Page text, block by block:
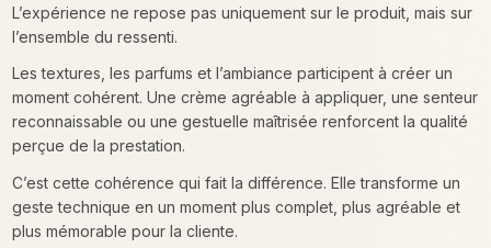
L’expérience ne repose pas uniquement sur le produit, mais sur
l’ensemble du ressenti.
Les textures, les parfums et l’ambiance participent à créer un
moment cohérent. Une crème agréable à appliquer, une senteur
reconnaissable ou une gestuelle maîtrisée renforcent la qualité
perçue de la prestation.
C’est cette cohérence qui fait la différence. Elle transforme un
geste technique en un moment plus complet, plus agréable et
plus mémorable pour la cliente.